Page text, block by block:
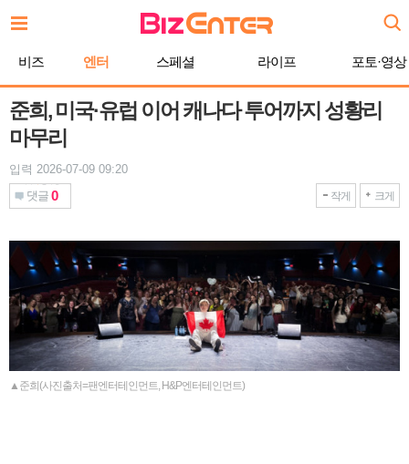
문
비즈 엔터 스페셜 라이프 포토·영상
준희, 미국·유럽 이어 캐나다 투어까지 성황리
마무리
입력 2026-07-09 09:20
댓글 0 작게 크게
▲준희(사진출처=팬엔터테인먼트, H&P엔터테인먼트)